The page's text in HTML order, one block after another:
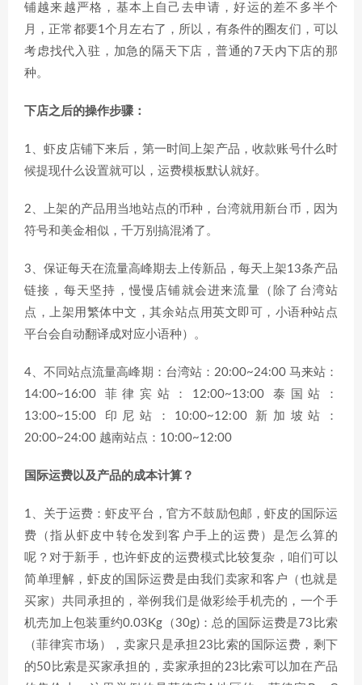
铺越来越严格，基本上自己去申请，好运的差不多半个
月，正常都要1个月左右了，所以，有条件的圈友们，可以
考虑找代入驻，加急的隔天下店，普通的7天内下店的那
种。
下店之后的操作步骤：
1、虾皮店铺下来后，第一时间上架产品，收款账号什么时
候提现什么设置就可以，运费模板默认就好。
2、上架的产品用当地站点的币种，台湾就用新台币，因为
符号和美金相似，千万别搞混淆了。
3、保证每天在流量高峰期去上传新品，每天上架13条产品
链接，每天坚持，慢慢店铺就会进来流量（除了台湾站
点，上架用繁体中文，其余站点用英文即可，小语种站点
平台会自动翻译成对应小语种）。
4、不同站点流量高峰期：台湾站：20:00~24:00 马来站：
14:00~16:00 菲律宾站：12:00~13:00 泰国站：
13:00~15:00 印尼站：10:00~12:00 新加坡站：
20:00~24:00 越南站点：10:00~12:00
国际运费以及产品的成本计算？
1、关于运费：虾皮平台，官方不鼓励包邮，虾皮的国际运
费（指从虾皮中转仓发到客户手上的运费）是怎么算的
呢？对于新手，也许虾皮的运费模式比较复杂，咱们可以
简单理解，虾皮的国际运费是由我们卖家和客户（也就是
买家）共同承担的，举例我们是做彩绘手机壳的，一个手
机壳加上包装重约0.03Kg（30g)：总的国际运费是73比索
（菲律宾市场），卖家只是承担23比索的国际运费，剩下
的50比索是买家承担的，卖家承担的23比索可以加在产品